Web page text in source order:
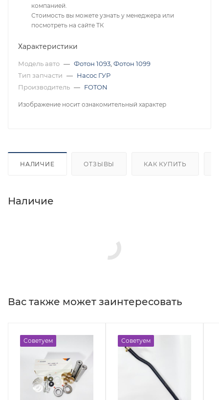
компанией.
Стоимость вы можете узнать у менеджера или
посмотреть на сайте ТК
Характеристики
Модель авто — Фотон 1093 Фотон 1099
Тип запчасти — Насос ГУР
Производитель — FOTON
Изображение носит ознакомительный характер
НАЛИЧИЕ ОТЗЫВЫ КАК КУПИТЬ
Наличие
Вас также может заинтересовать
Советуем Советуем